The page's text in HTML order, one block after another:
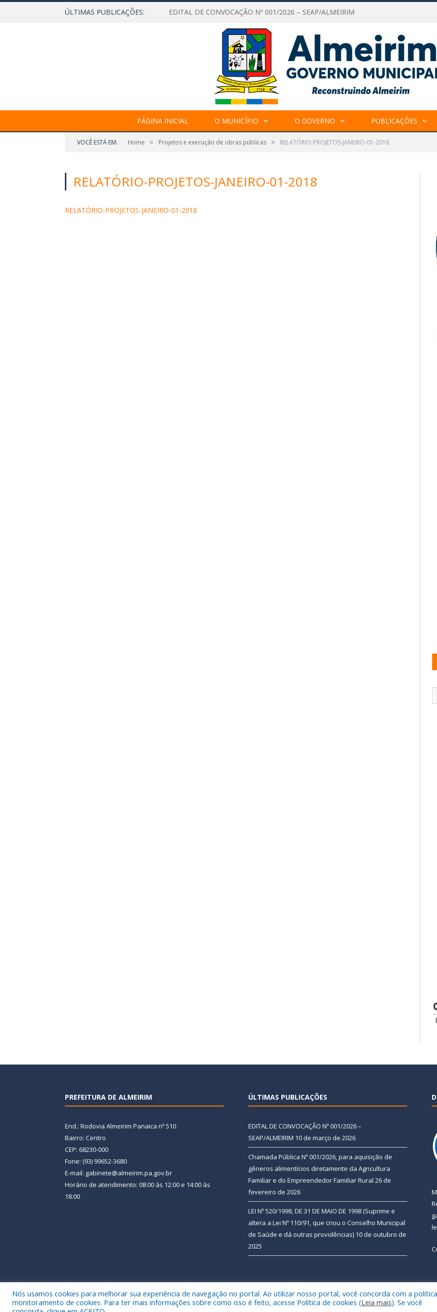
ÚLTIMAS PUBLICAÇÕES: EDITAL DE CONVOCAÇÃO Nº 001/2026 – SEAP/ALMEIRIM
PÁGINA INICIAL O MUNICÍPIO O GOVERNO PUBLICAÇÕES
VOCÊ ESTÁ EM: Home » Projetos e execução de obras públicas » RELATÓRIO-PROJETOS-JANEIRO-01-2018
RELATÓRIO-PROJETOS-JANEIRO-01-2018
RELATÓRIO-PROJETOS-JANEIRO-01-2018
PREFEITURA DE ALMEIRIM
End.: Rodovia Almeirim Panaica nº 510
Bairro: Centro
CEP: 68230-000
Fone: (93) 99652-3680
E-mail: gabinete@almeirim.pa.gov.br
Horário de atendimento: 08:00 às 12:00 e 14:00 às
18:00
ÚLTIMAS PUBLICAÇÕES
EDITAL DE CONVOCAÇÃO Nº 001/2026 –
SEAP/ALMEIRIM 10 de março de 2026
Chamada Pública Nº 001/2026, para aquisição de
gêneros alimentícios diretamente da Agricultura
Familiar e do Empreendedor Familiar Rural 26 de
fevereiro de 2026
LEI Nº 520/1998, DE 31 DE MAIO DE 1998 (Suprime e
altera a Lei Nº 110/91, que criou o Conselho Municipal
de Saúde e dá outras providências) 10 de outubro de
2025
Todos os direitos reservados a Prefeitura Municipal de Almeirim. Mapa do Site
Nós usamos cookies para melhorar sua experiência de navegação no portal. Ao utilizar nosso portal, você concorda com a
monitoramento de cookies. Para ter mais informações sobre como isso é feito, acesse Política de cookies (Leia mais). Se você